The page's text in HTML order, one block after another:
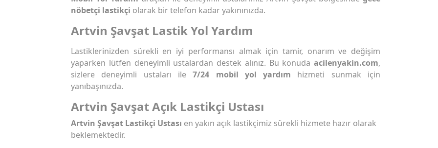
nöbetçi lastikçi olarak bir telefon kadar yakınınızda.
Artvin Şavşat Lastik Yol Yardım
Lastiklerinizden sürekli en iyi performansı almak için tamir, onarım ve değişim
yaparken lütfen deneyimli ustalardan destek alınız. Bu konuda acilenyakin.com,
sizlere deneyimli ustaları ile7/24 mobil yol yardım hizmeti sunmak için
yanıbaşınızda.
Artvin Şavşat Açık Lastikçi Ustası
Artvin Şavşat Lastikçi Ustası en yakın açık lastikçimiz sürekli hizmete hazır olarak
beklemektedir.